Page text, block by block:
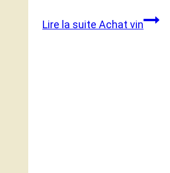
Lire la suite Achat vin